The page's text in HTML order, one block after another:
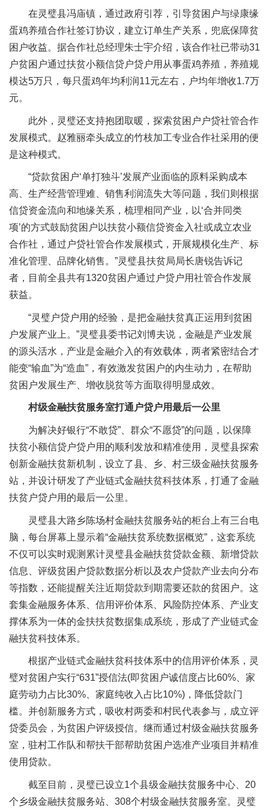
在灵璧县冯庙镇，通过政府引荐，引导贫困户与绿康缘
蛋鸡养殖合作社签订协议，建立订单生产关系，兜底保障贫
困户收益。据合作社总经理朱士宇介绍，该合作社已带动31
户贫困户通过扶贫小额信贷户贷户用从事蛋鸡养殖，养殖规
模达5万只，每只蛋鸡年均利润11元左右，户均年增收1.7万
元。
此外，灵璧还支持抱团取暖，探索贫困户户贷社管合作
发展模式。赵雅丽牵头成立的竹枝加工专业合作社采用的便
是这种模式。
“贷款贫困户‘单打独斗’发展产业面临的原料采购成本
高、生产经营管理难、销售利润流失大等问题，我们则根据
信贷资金流向和地缘关系，梳理相同产业，以‘合并同类
项’的方式鼓励贫困户以扶贫小额信贷资金入社或成立农业
合作社，通过户贷社管合作发展模式，开展规模化生产、标
准化管理、品牌化销售。”灵璧县扶贫局局长唐锐告诉记
者，目前全县共有1320贫困户通过户贷户用社管合作发展
获益。
“灵璧户贷户用的经验，是把金融扶贫真正运用到贫困
户发展产业上。”灵璧县委书记刘博夫说，金融是产业发展
的源头活水，产业是金融介入的有效载体，两者紧密结合才
能变“输血”为“造血”，有效激发贫困户的内生动力，在帮助
贫困户发展生产、增收脱贫等方面取得明显成效。
村级金融扶贫服务室打通户贷户用最后一公里
为解决好银行“不敢贷”、群众“不愿贷”的问题，以保障
扶贫小额信贷户贷户用的顺利发放和精准使用，灵璧县探索
创新金融扶贫新机制，设立了县、乡、村三级金融扶贫服务
站，并设计研发了产业链式金融扶贫科技体系，打通了金融
扶贫户贷户用的最后一公里。
灵璧县大路乡陈场村金融扶贫服务站的柜台上有三台电
脑，每台屏幕上显示着“金融扶贫系统数据概览”，这套系统
不仅可以实时观测累计灵璧县金融扶贫贷款金额、新增贷款
信息、评级贫困户贷款数据分析以及农户贷款产业去向分布
等指数，还能提醒关注近期贷款到期需要还款的贫困户。这
套集金融服务体系、信用评价体系、风险防控体系、产业支
撑体系为一体的金扶扶贫数据集成系统，形成了产业链式金
融扶贫科技体系。
根据产业链式金融扶贫科技体系中的信用评价体系，灵
璧对贫困户实行“631”授信法(即贫困户诚信度占比60%、家
庭劳动力占比30%、家庭纯收入占比10%)，降低贷款门
槛。并创新服务方式，吸收村两委和村民代表参与，成立评
贷委员会，为贫困户评级授信。继而通过村级金融扶贫服务
室，驻村工作队和帮扶干部帮助贫困户选准产业项目并精准
使用贷款。
截至目前，灵璧已设立1个县级金融扶贫服务中心、20
个乡级金融扶贫服务站、308个村级金融扶贫服务室。灵璧